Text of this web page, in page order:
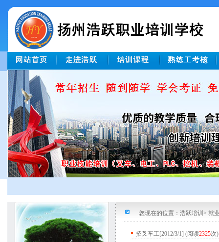
您现在的位置：浩跃培训> 就
招叉车工[2012/3/1] (阅读2325次)